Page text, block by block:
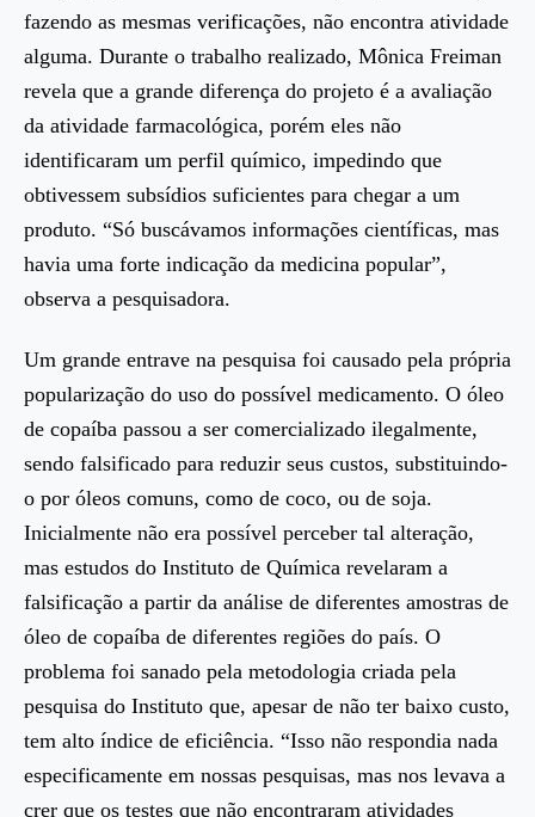
fazendo as mesmas verificações, não encontra atividade
alguma. Durante o trabalho realizado, Mônica Freiman
revela que a grande diferença do projeto é a avaliação
da atividade farmacológica, porém eles não
identificaram um perfil químico, impedindo que
obtivessem subsídios suficientes para chegar a um
produto. “Só buscávamos informações científicas, mas
havia uma forte indicação da medicina popular”,
observa a pesquisadora.
Um grande entrave na pesquisa foi causado pela própria
popularização do uso do possível medicamento. O óleo
de copaíba passou a ser comercializado ilegalmente,
sendo falsificado para reduzir seus custos, substituindo-
o por óleos comuns, como de coco, ou de soja.
Inicialmente não era possível perceber tal alteração,
mas estudos do Instituto de Química revelaram a
falsificação a partir da análise de diferentes amostras de
óleo de copaíba de diferentes regiões do país. O
problema foi sanado pela metodologia criada pela
pesquisa do Instituto que, apesar de não ter baixo custo,
tem alto índice de eficiência. “Isso não respondia nada
especificamente em nossas pesquisas, mas nos levava a
crer que os testes que não encontraram atividades